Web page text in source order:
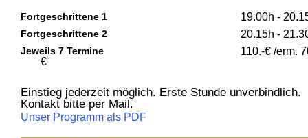
Fortgeschrittene 1 19.00h -
Fortgeschrittene 2 20.15h -
Jeweils 7 Termine
110.-€ /erm.
€
Einstieg jederzeit möglich. Erste Stunde unverbindlich.
Kontakt bitte per Mail.
Unser Programm als PDF